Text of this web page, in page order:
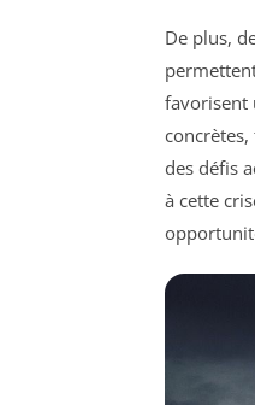
De plus,
favorisent
des défis
à cette